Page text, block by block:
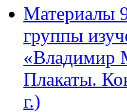
Материалы
группы
«Владимир
Плакаты.
г.)